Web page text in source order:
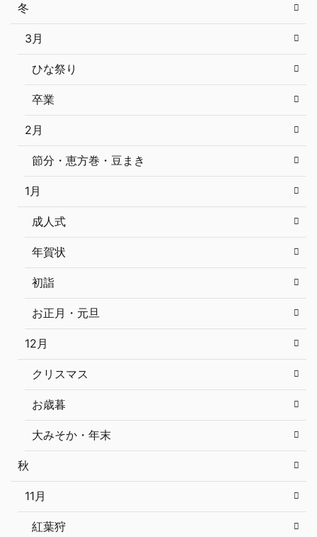
冬
3月
ひな祭り
卒業
2月
節分・恵方巻・豆まき
1月
成人式
年賀状
初詣
お正月・元旦
12月
クリスマス
お歳暮
大みそか・年末
秋
11月
紅葉狩